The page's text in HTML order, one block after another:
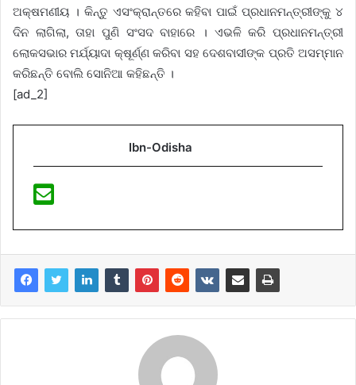
ଅକ୍ଷମଣୀୟ । କିନ୍ତୁ ଏସଂକ୍ରାନ୍ତରେ କହିବା ପାଇଁ ପ୍ରଧାନମନ୍ତ୍ରୀଙ୍କୁ ୪
ଦିନ ଲାଗିଲା, ତାହା ପୁଣି ସଂସଦ ବାହାରେ । ଏଭଳି କରି ପ୍ରଧାନମନ୍ତ୍ରୀ
ଲୋକସଭାର ମର୍ଯ୍ୟାଦା କ୍ଷୂର୍ଣ୍ଣ କରିବା ସହ ଦେଶବାସୀଙ୍କ ପ୍ରତି ଅସମ୍ମାନ
କରିଛନ୍ତି ବୋଲି ସୋନିଆ କହିଛନ୍ତି ।
[ad_2]
Ibn-Odisha